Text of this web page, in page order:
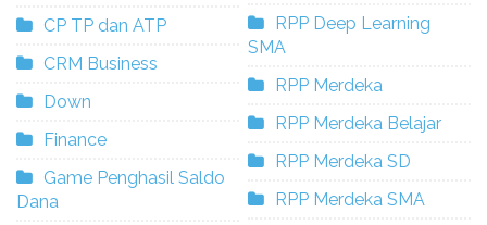
CP TP dan ATP
CRM Business
Down
Finance
Game Penghasil Saldo
Dana
RPP Deep Learning
SMA
RPP Merdeka
RPP Merdeka Belajar
RPP Merdeka SD
RPP Merdeka SMA